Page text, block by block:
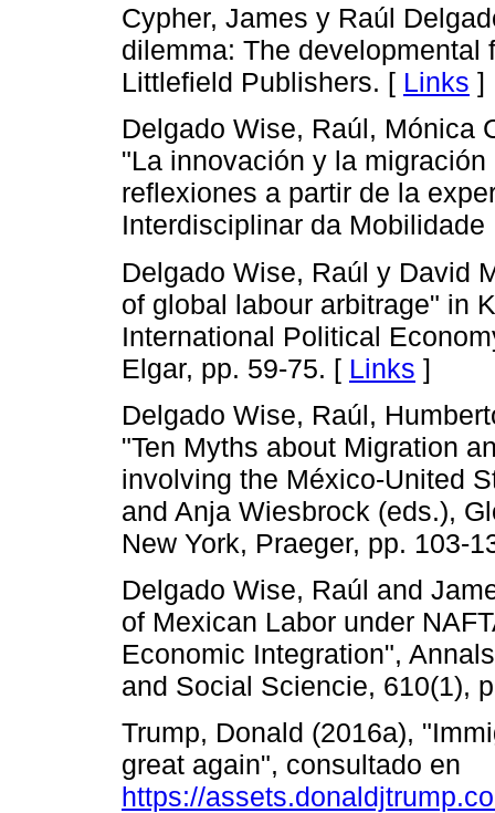
Cypher, James y Raúl
dilemma: The
Littlefield Publishers. [ Links ]
Delgado Wise, Raúl, Mónica
"La innovación y la
reflexiones a partir de la
Interdisciplinar da
Delgado Wise, Raúl y David
of global labour arbitrage" in
International Political
Elgar, pp. 59-75. [ Links ]
Delgado Wise, Raúl,
"Ten Myths about Migration
involving the México-United
and Anja Wiesbrock (eds.),
New York, Praeger, pp. 103-
Delgado Wise, Raúl and
of Mexican Labor under
Economic Integration",
and Social Sciencie, 610(1),
Trump, Donald (2016a),
great again", consultado en
https://